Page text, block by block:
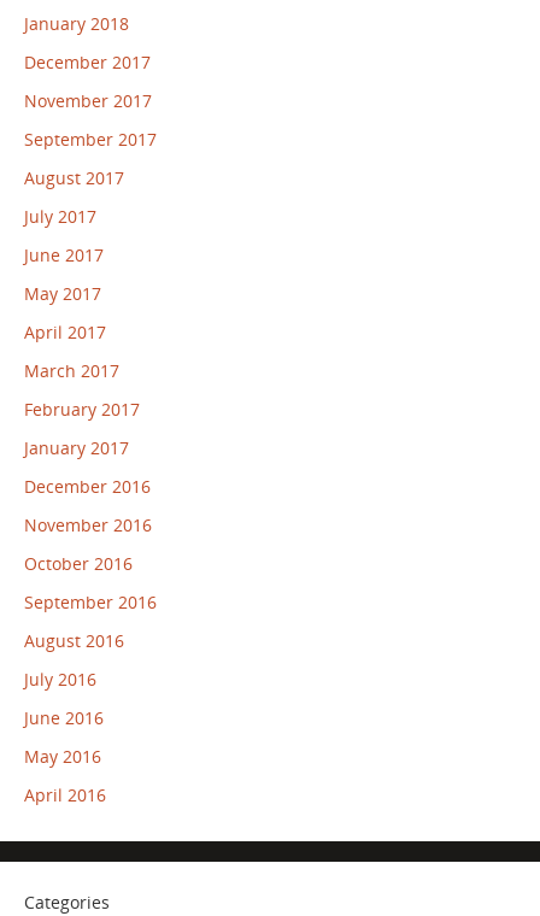
January 2018
December 2017
November 2017
September 2017
August 2017
July 2017
June 2017
May 2017
April 2017
March 2017
February 2017
January 2017
December 2016
November 2016
October 2016
September 2016
August 2016
July 2016
June 2016
May 2016
April 2016
Categories